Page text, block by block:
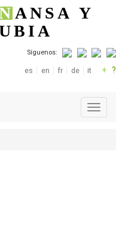
principal
ANSA Y
Síguenos:
es en fr de it + ?